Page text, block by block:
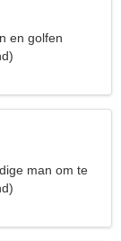
en golfen
man om te